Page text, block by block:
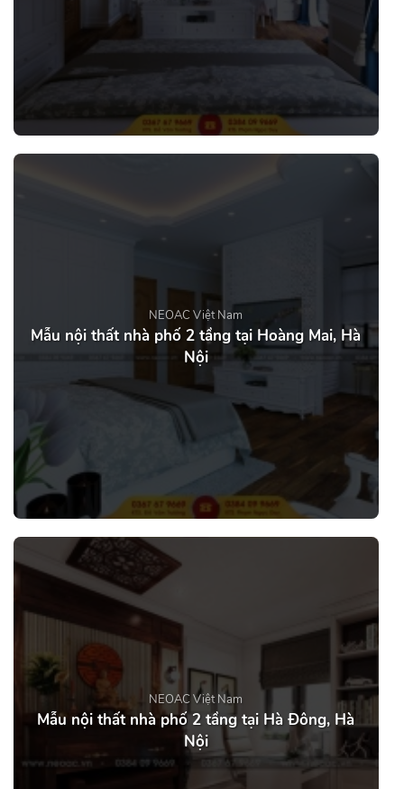
NEOAC Việt Nam
Mẫu nội thất nhà phố 2 tầng tại Hoàng Mai, Hà
Nội
NEOAC Việt Nam
Mẫu nội thất nhà phố 2 tầng tại Hà Đông, Hà
Nội